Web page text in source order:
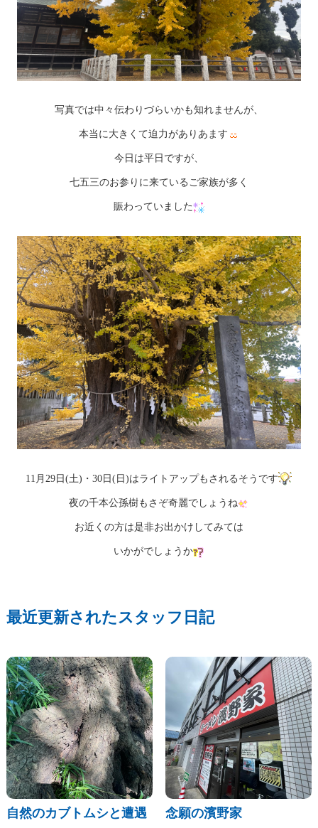
写真では中々伝わりづらいかも知れませんが、
本当に大きくて迫力がありあます
今日は平日ですが、
七五三のお参りに来ているご家族が多く
賑わっていました
11月29日(土)・30日(日)はライトアップもされるそうです
夜の千本公孫樹もさぞ奇麗でしょうね
お近くの方は是非お出かけしてみては
いかがでしょうか
最近更新されたスタッフ日記
自然のカブトムシと遭遇 念願の濱野家